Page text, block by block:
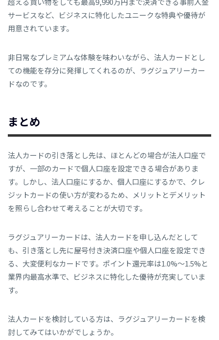
サービスなど、ビジネスに特化したユニークな特典や優待が
用意されています。
非日常なプレミアムな体験を味わいながら、法人カードとし
ての機能を存分に発揮してくれるのが、ラグジュアリーカー
ドなのです。
まとめ
法人カードの引き落とし先は、ほとんどの場合が法人口座で
すが、一部のカードで個人口座を設定できる場合がありま
す。しかし、法人口座にするか、個人口座にするかで、クレ
ジットカードの使い方が変わるため、メリットとデメリット
を照らし合わせて考えることが大切です。
ラグジュアリーカードは、法人カードを申し込んだとして
も、引き落とし先に屋号付き決済口座や個人口座を設定でき
る、大変便利なカードです。ポイント還元率は1.0%～1.5%と
業界内最高水準で、ビジネスに特化した優待が充実していま
す。
法人カードを検討している方は、ラグジュアリーカードを検
討してみてはいかがでしょうか。